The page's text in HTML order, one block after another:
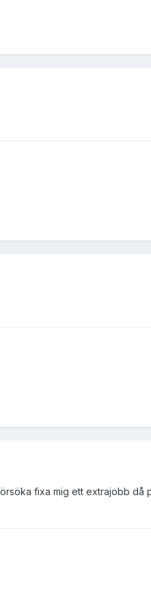
fixa mig ett extrajobb då